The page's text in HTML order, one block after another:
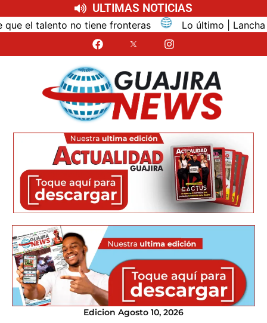
ULTIMAS NOTICIAS
talento no tiene fronteras Lo último | Lancha que
Edicion Agosto 10, 2026